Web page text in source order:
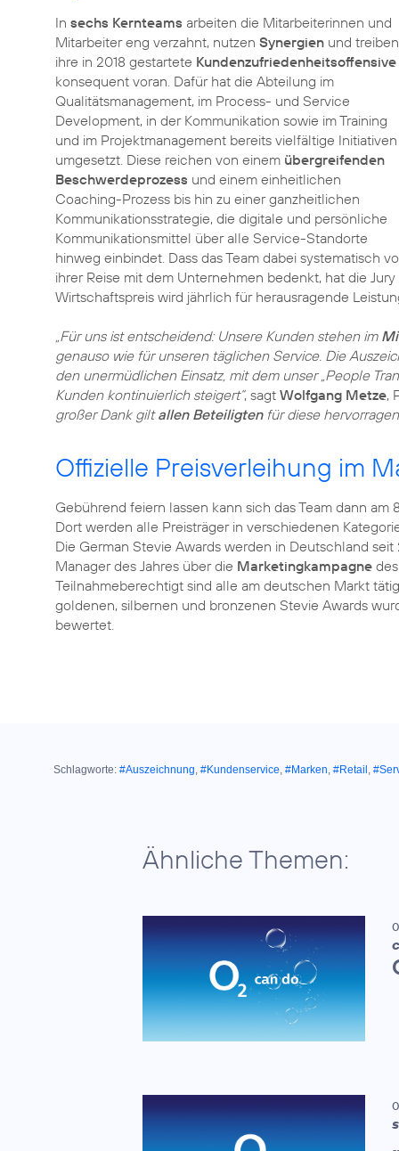
In sechs Kernteams arbeiten die Mitarbeiterinnen und
Mitarbeiter eng verzahnt, nutzen Synergien und treiben
ihre in 2018 gestartete Kundenzufriedenheitsoffensive
konsequent voran. Dafür hat die Abteilung im
Qualitätsmanagement, im Process- und Service
Development, in der Kommunikation sowie im Training
und im Projektmanagement bereits vielfältige Initiativen
umgesetzt. Diese reichen von einem übergreifenden
Beschwerdeprozess und einem einheitlichen
Coaching-Prozess bis hin zu einer ganzheitlichen
Kommunikationsstrategie, die digitale und persönliche
Kommunikationsmittel über alle Service-Standorte
hinweg einbindet. Dass das Team dabei systematisch
ihrer Reise mit dem Unternehmen bedenkt, hat die
Wirtschaftspreis wird jährlich für herausragende
„Für uns ist entscheidend: Unsere Kunden stehen im
genauso wie für unseren täglichen Service. Die
den unermüdlichen Einsatz, mit dem unser „People
Kunden kontinuierlich steigert“, sagt Wolfgang Metze,
großer Dank giltallen Beteiligtenfür diese
Offizielle Preisverleihung im
Gebührend feiern lassen kann sich das Team dann
Dort werden alle Preisträger in verschiedenen
Die German Stevie Awards werden in Deutschland
Manager des Jahres über die Marketingkampagne
Teilnahmeberechtigt sind alle am deutschen Markt
goldenen, silbernen und bronzenen Stevie Awards
bewertet.
Schlagworte: #Auszeichnung, #Kundenservice, #Marken, #Retail ,
Ähnliche Themen: